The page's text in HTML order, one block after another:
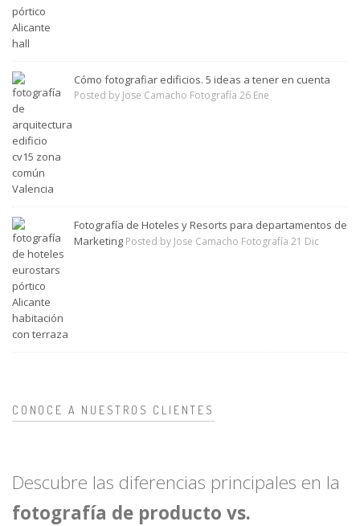
Cómo fotografiar edificios. 5 ideas a tener en cuenta
Posted by Jose Camacho Fotografía 26 Ene
Fotografía de Hoteles y Resorts para departamentos de
Marketing Posted by Jose Camacho Fotografía 21 Dic
CONOCE A NUESTROS CLIENTES
Descubre las diferencias principales en la
fotografía de producto vs.